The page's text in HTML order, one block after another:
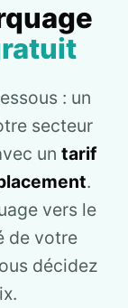
: un
secteur
un tarif
.
vers le
de votre
décidez